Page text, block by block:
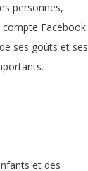
personnes,
compte Facebook
de ses goûts et ses
.
et des